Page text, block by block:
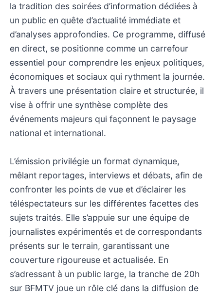
la tradition des soirées d’information dédiées à
un public en quête d’actualité immédiate et
d’analyses approfondies. Ce programme, diffusé
en direct, se positionne comme un carrefour
essentiel pour comprendre les enjeux politiques,
économiques et sociaux qui rythment la journée.
À travers une présentation claire et structurée, il
vise à offrir une synthèse complète des
événements majeurs qui façonnent le paysage
national et international.
L’émission privilégie un format dynamique,
mêlant reportages, interviews et débats, afin de
confronter les points de vue et d’éclairer les
téléspectateurs sur les différentes facettes des
sujets traités. Elle s’appuie sur une équipe de
journalistes expérimentés et de correspondants
présents sur le terrain, garantissant une
couverture rigoureuse et actualisée. En
s’adressant à un public large, la tranche de 20h
sur BFMTV joue un rôle clé dans la diffusion de